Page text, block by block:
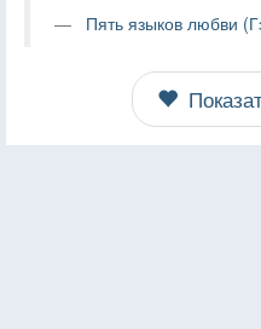
Пять языков любви